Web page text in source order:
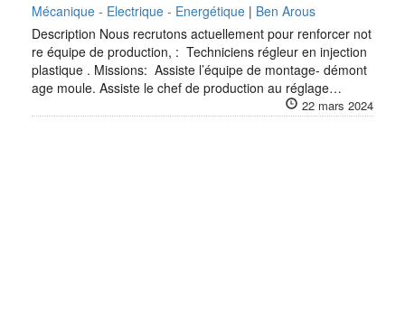
Mécanique - Electrique - Energétique | Ben Arous
Description Nous recrutons actuellement pour renforcer not
re équipe de production, : Techniciens régleur en injection
plastique . Missions: Assiste l’équipe de montage- démont
age moule. Assiste le chef de production au réglage…
22 mars 2024